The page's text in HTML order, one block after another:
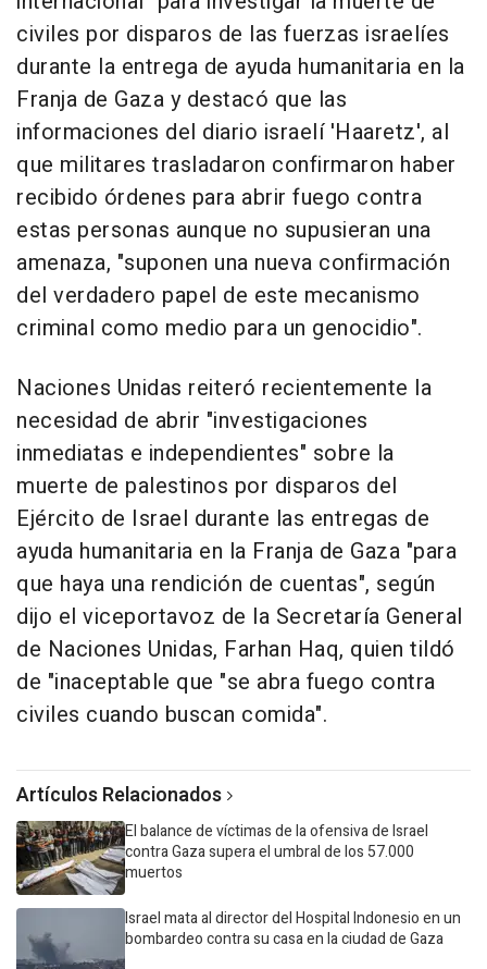
civiles por disparos de las fuerzas israelíes
durante la entrega de ayuda humanitaria en la
Franja de Gaza y destacó que las
informaciones del diario israelí 'Haaretz', al
que militares trasladaron confirmaron haber
recibido órdenes para abrir fuego contra
estas personas aunque no supusieran una
amenaza, "suponen una nueva confirmación
del verdadero papel de este mecanismo
criminal como medio para un genocidio".
Naciones Unidas reiteró recientemente la
necesidad de abrir "investigaciones
inmediatas e independientes" sobre la
muerte de palestinos por disparos del
Ejército de Israel durante las entregas de
ayuda humanitaria en la Franja de Gaza "para
que haya una rendición de cuentas", según
dijo el viceportavoz de la Secretaría General
de Naciones Unidas, Farhan Haq, quien tildó
de "inaceptable que "se abra fuego contra
civiles cuando buscan comida".
Artículos Relacionados
El balance de víctimas de la ofensiva de Israel
contra Gaza supera el umbral de los 57.000
muertos
Israel mata al director del Hospital Indonesio en un
bombardeo contra su casa en la ciudad de Gaza